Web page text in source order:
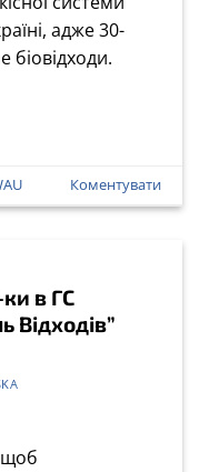
адже 30-
біовідходи.
Коментувати
в ГС
Відходів”